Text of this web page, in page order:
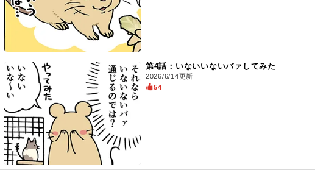
第4話：いないいないバァしてみた
2026/6/14更新
54